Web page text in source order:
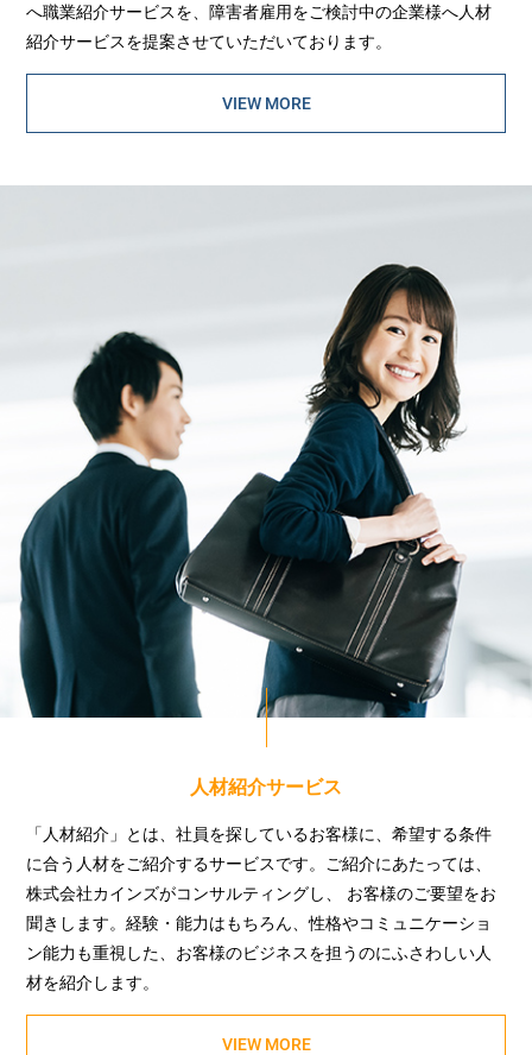
人材紹介サービス
「人材紹介」とは、社員を探しているお客様に、希望する条件
に合う人材をご紹介するサービスです。ご紹介にあたっては、
株式会社カインズがコンサルティングし、 お客様のご要望をお
聞きします。経験・能力はもちろん、性格やコミュニケーショ
ン能力も重視した、お客様のビジネスを担うのにふさわしい人
材を紹介します。
VIEW MORE
へ職業紹介サービスを、障害者雇用をご検討中の企業様へ人材
紹介サービスを提案させていただいております。
VIEW MORE